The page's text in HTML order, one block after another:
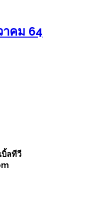
าคม 64
บิ้ลทีวี